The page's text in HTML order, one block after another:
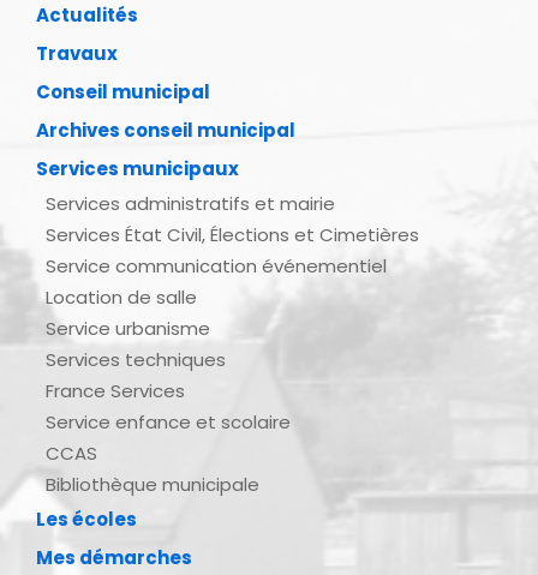
Actualités
Travaux
Conseil municipal
Archives conseil municipal
Services municipaux
Services administratifs et mairie
Services État Civil, Élections et Cimetières
Service communication événementiel
Location de salle
Service urbanisme
Services techniques
France Services
Service enfance et scolaire
CCAS
Bibliothèque municipale
Les écoles
Mes démarches